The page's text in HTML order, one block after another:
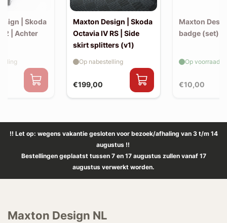
| Skoda
| Achter
Maxton Design | Skoda
Octavia IV RS | Side
skirt splitters (v1)
€199,00
Op nabestelling
Maxton
badge (set)
€10,00
Op voorraad
!! Let op: wegens vakantie gesloten voor bezoek/afhaling van 3 t/m 14
augustus !!
Bestellingen geplaatst tussen 7 en 17 augustus zullen vanaf 17
augustus verwerkt worden.
Maxton Design NL